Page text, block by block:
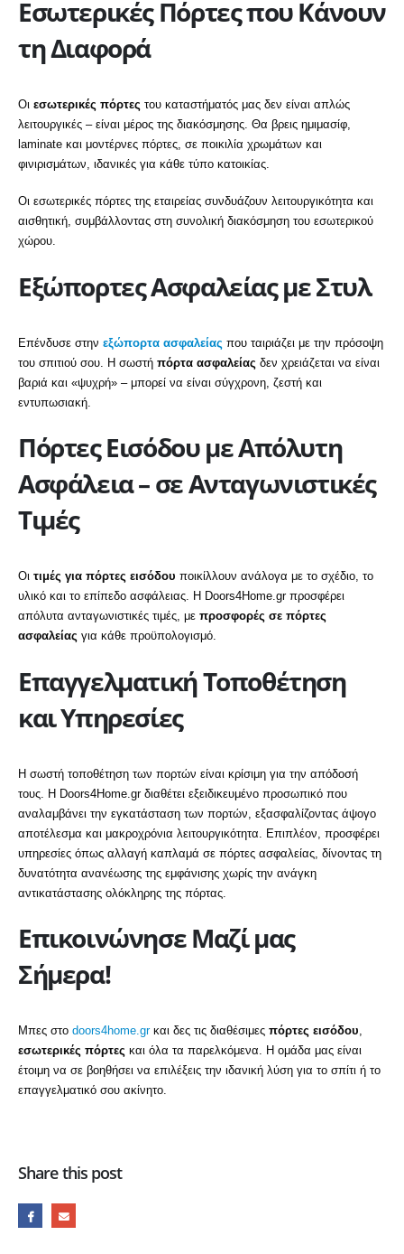
Εσωτερικές Πόρτες που Κάνουν
τη Διαφορά
Οι εσωτερικές πόρτες του καταστήματός μας δεν είναι απλώς
λειτουργικές – είναι μέρος της διακόσμησης. Θα βρεις ημιμασίφ,
laminate και μοντέρνες πόρτες, σε ποικιλία χρωμάτων και
φινιρισμάτων, ιδανικές για κάθε τύπο κατοικίας.
Οι εσωτερικές πόρτες της εταιρείας συνδυάζουν λειτουργικότητα και
αισθητική, συμβάλλοντας στη συνολική διακόσμηση του εσωτερικού
χώρου.
Εξώπορτες Ασφαλείας με Στυλ
Επένδυσε στην εξώπορτα ασφαλείας που ταιριάζει με την πρόσοψη
του σπιτιού σου. Η σωστή πόρτα ασφαλείας δεν χρειάζεται να είναι
βαριά και «ψυχρή» – μπορεί να είναι σύγχρονη, ζεστή και
εντυπωσιακή.
Πόρτες Εισόδου με Απόλυτη
Ασφάλεια – σε Ανταγωνιστικές
Τιμές
Οι τιμές για πόρτες εισόδου ποικίλλουν ανάλογα με το σχέδιο, το
υλικό και το επίπεδο ασφάλειας. Η Doors4Home.gr προσφέρει
απόλυτα ανταγωνιστικές τιμές, με προσφορές σε πόρτες
ασφαλείας για κάθε προϋπολογισμό.
Επαγγελματική Τοποθέτηση
και Υπηρεσίες
Η σωστή τοποθέτηση των πορτών είναι κρίσιμη για την απόδοσή
τους. Η Doors4Home.gr διαθέτει εξειδικευμένο προσωπικό που
αναλαμβάνει την εγκατάσταση των πορτών, εξασφαλίζοντας άψογο
αποτέλεσμα και μακροχρόνια λειτουργικότητα.
Επιπλέον, προσφέρει
υπηρεσίες όπως αλλαγή καπλαμά σε πόρτες ασφαλείας, δίνοντας τη
δυνατότητα ανανέωσης της εμφάνισης χωρίς την ανάγκη
αντικατάστασης ολόκληρης της πόρτας.
Επικοινώνησε Μαζί μας
Σήμερα!
Μπες στο doors4home.grκαι δες τις διαθέσιμες πόρτες εισόδου,
εσωτερικές πόρτες και όλα τα παρελκόμενα. Η ομάδα μας είναι
έτοιμη να σε βοηθήσει να επιλέξεις την ιδανική λύση για το σπίτι ή το
επαγγελματικό σου ακίνητο.
Share this post